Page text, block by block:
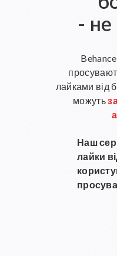
-
лайками від
можуть
Наш
лайки